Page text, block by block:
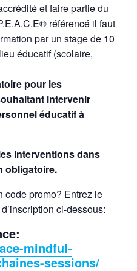
et faire partie du
référencé il faut
par un stage de 10
éducatif (scolaire,
pour les
intervenir
éducatif à
interventions dans
obligatoire.
code promo? Entrez le
ci-dessous:
:
mindful-
sessions/